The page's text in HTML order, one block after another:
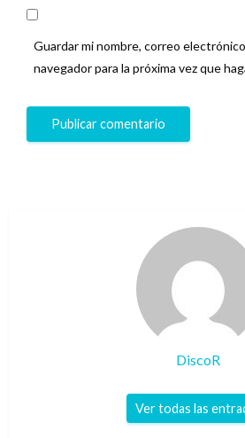
Guardar mi nombre, correo
navegador para la próxima vez que
DiscoR
Ver todas las